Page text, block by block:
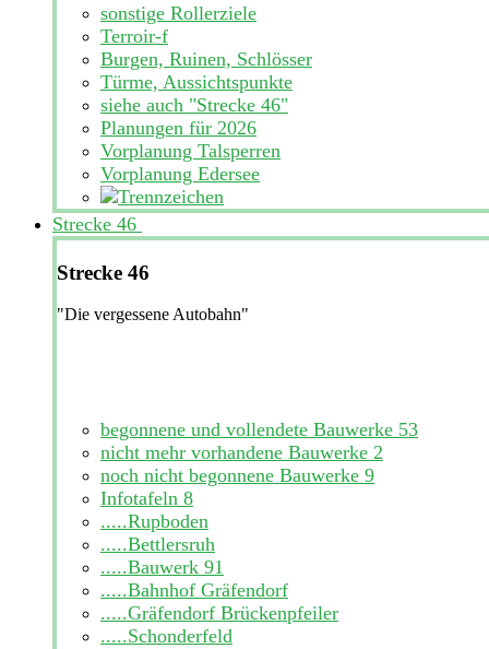
sonstige Rollerziele
Terroir-f
Burgen, Ruinen, Schlösser
Türme, Aussichtspunkte
siehe auch "Strecke 46"
Planungen für 2026
Vorplanung Talsperren
Vorplanung Edersee
Strecke 46
Strecke 46
"Die vergessene Autobahn"
begonnene und vollendete Bauwerke 53
nicht mehr vorhandene Bauwerke 2
noch nicht begonnene Bauwerke 9
Infotafeln 8
.....Rupboden
.....Bettlersruh
.....Bauwerk 91
.....Bahnhof Gräfendorf
.....Gräfendorf Brückenpfeiler
.....Schonderfeld